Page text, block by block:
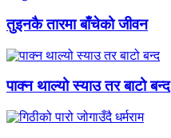
तुइनकै तारमा बाँचेको जीवन
पाक्न थाल्यो स्याउ तर बाटो बन्द